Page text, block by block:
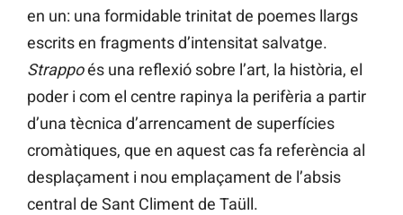
en un: una formidable trinitat de poemes llargs
escrits en fragments d’intensitat salvatge.
Strappoés una reflexió sobre l’art, la història, el
poder i com el centre rapinya la perifèria a partir
d’una tècnica d’arrencament de superfícies
cromàtiques, que en aquest cas fa referència al
desplaçament i nou emplaçament de l’absis
central de Sant Climent de Taüll.